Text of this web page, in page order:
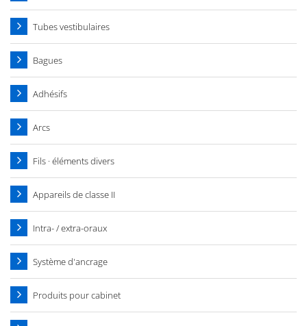
Tubes vestibulaires
Bagues
Adhésifs
Arcs
Fils · éléments divers
Appareils de classe II
Intra- / extra-oraux
Système d'ancrage
Produits pour cabinet